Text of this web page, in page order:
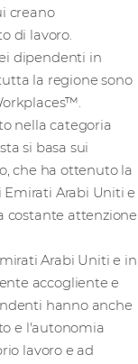
creano
di lavoro.
dipendenti in
la regione sono
nella categoria
si basa sui
che ha ottenuto la
Emirati Arabi Uniti e
costante attenzione
Arabi Uniti e in
accogliente e
hanno anche
e l'autonomia
lavoro e ad